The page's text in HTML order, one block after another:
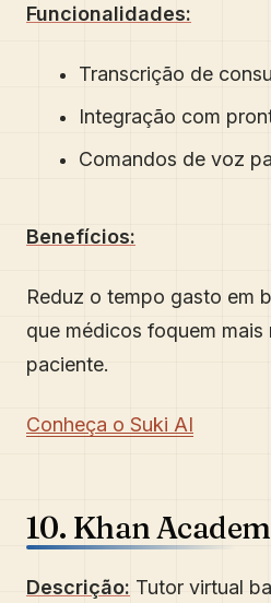
Funcionalidades:
Transcrição de
Integração com
Comandos de voz
Benefícios:
Reduz o tempo gasto em
que médicos foquem
paciente.
Conheça o Suki AI
10. Khan
Descrição: Tutor virtual